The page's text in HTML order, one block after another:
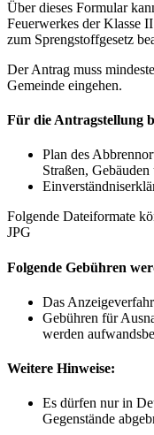
Über dieses Formular
Feuerwerkes der Klasse
zum Sprengstoffgesetz
Der Antrag muss
Gemeinde eingehen.
Für die Antragstellung
Plan des
Straßen,
Folgende Dateiformate
JPG
Folgende Gebühren
Das
Gebühren für
werden
Weitere Hinweise:
Es dürfen nur in
Gegenstände